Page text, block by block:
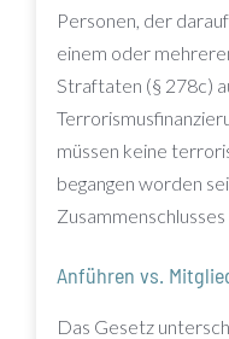
Personen, der
einem oder
Straftaten (§ 278c)
müssen keine
begangen worden
Zusammenschlusses
Anführen vs.
Das Gesetz